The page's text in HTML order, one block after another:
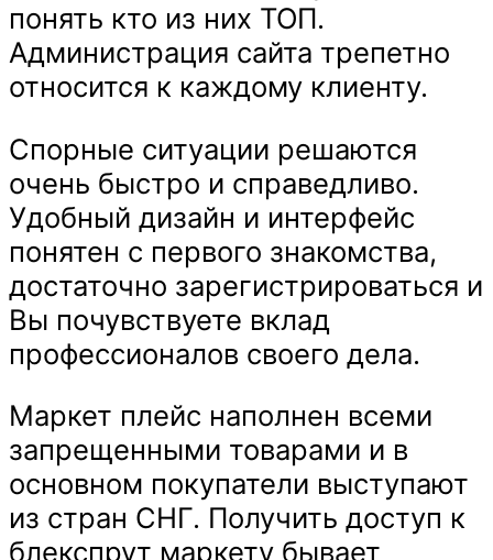
понять кто из них ТОП.
Администрация сайта трепетно
относится к каждому клиенту.
Спорные ситуации решаются
очень быстро и справедливо.
Удобный дизайн и интерфейс
понятен с первого знакомства,
достаточно зарегистрироваться и
Вы почувствуете вклад
профессионалов своего дела.
Маркет плейс наполнен всеми
запрещенными товарами и в
основном покупатели выступают
из стран СНГ. Получить доступ к
блекспрут маркету бывает